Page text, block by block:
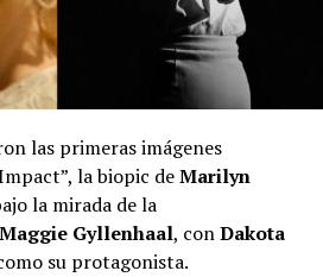
posicionó en el primer lugar del
espectadores durante julio. La
Pixar acumula 3.613.307
su estreno el 18 de junio,
las primeras imágenes
la biopic deMarilyn
la mirada de la
Maggie Gyllenhaal, conDakota
su protagonista.